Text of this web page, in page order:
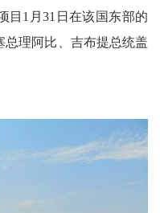
目1月31日在该国东部的
理阿比、吉布提总统盖